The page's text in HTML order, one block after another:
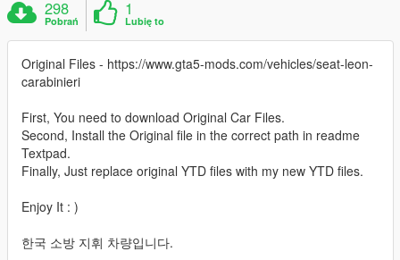
298
Pobrań
1
Lubię to
Original Files - https://www.gta5-mods.com/vehicles/seat-leon-
carabinieri
First, You need to download Original Car Files.
Second, Install the Original file in the correct path in readme
Textpad.
Finally, Just replace original YTD files with my new YTD files.
Enjoy It : )
한국 소방 지휘 차량입니다.